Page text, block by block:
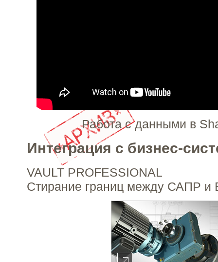
Работа с данными в
Интеграция с бизнес-
VAULT PROFESSIONAL
Стирание границ между САПР и